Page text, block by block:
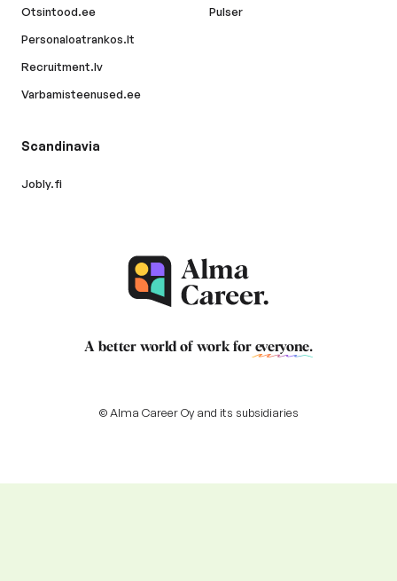
Otsintood.ee
Personaloatrankos.lt
Recruitment.lv
Varbamisteenused.ee
Pulser
Scandinavia
Jobly.fi
A better world of work for everyone.
© Alma Career Oy and its subsidiaries